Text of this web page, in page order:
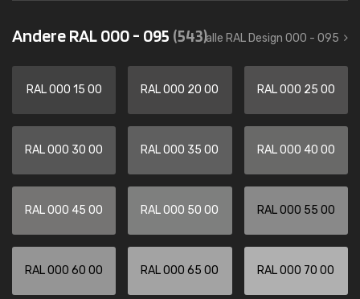
Andere RAL 000 - 095 (543)alle RAL Design 000 - 095
RAL 000 15 00 RAL 000 20 00 RAL 000 25 00
RAL 000 30 00 RAL 000 35 00 RAL 000 40 00
RAL 000 45 00 RAL 000 50 00 RAL 000 55 00
RAL 000 60 00 RAL 000 65 00 RAL 000 70 00